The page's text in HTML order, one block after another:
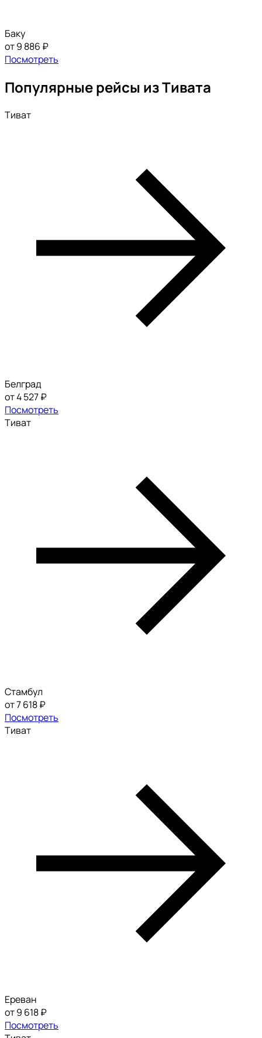
Баку
от 9 886 ₽
Посмотреть
Популярные рейсы из Тивата
Тиват
Белград
от 4 527 ₽
Посмотреть
Тиват
Стамбул
от 7 618 ₽
Посмотреть
Тиват
Ереван
от 9 618 ₽
Посмотреть